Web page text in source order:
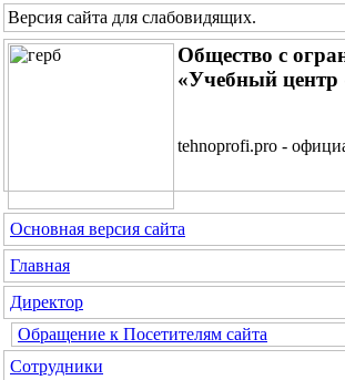
Версия сайта для слабовидящих.
Общество с
«Учебный центр
tehnoprofi.pro -
Основная версия сайта
Главная
Директор
Обращение к Посетителям сайта
Сотрудники